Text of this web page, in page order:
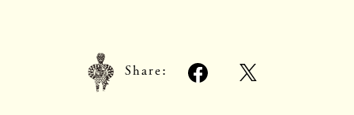
Share: